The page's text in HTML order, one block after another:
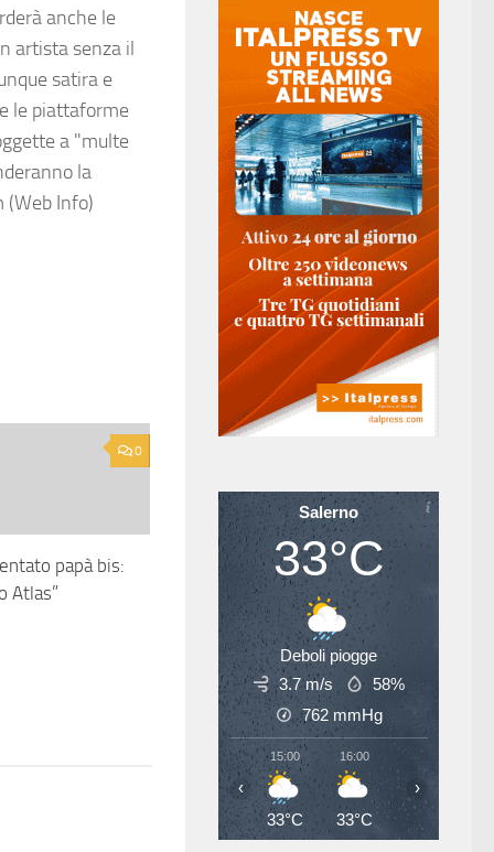
anche le
artista senza il
satira e
le piattaforme
a "multe
la
Info)
0
papà bis:
Atlas”
Salerno
33°C
Deboli piogge
3.7 m/s
58%
762 mmHg
15:00
33°C
16:00
33°C
17:00
34°C
‹ ›